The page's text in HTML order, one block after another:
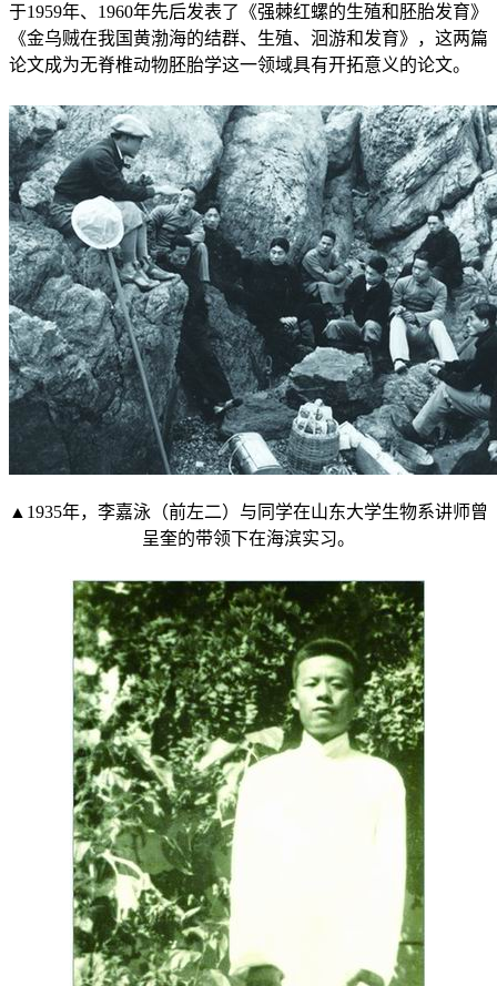
于1959年、1960年先后发表了《强棘红螺的生殖和胚胎发育》
《金乌贼在我国黄渤海的结群、生殖、洄游和发育》，这两篇
论文成为无脊椎动物胚胎学这一领域具有开拓意义的论文。
▲1935年，李嘉泳（前左二）与同学在山东大学生物系讲师曾
呈奎的带领下在海滨实习。